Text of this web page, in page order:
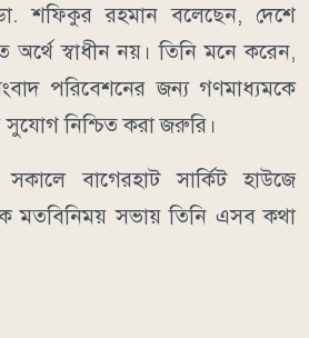
শফিকুর রহমান বলেছেন, দেশে
স্বাধীন নয়। তিনি মনে করেন,
পরিবেশনের জন্য গণমাধ্যমকে
সুযোগ নিশ্চিত করা জরুরি।
বাগেরহাট সার্কিট হাউজে
মতবিনিময় সভায় তিনি এসব কথা